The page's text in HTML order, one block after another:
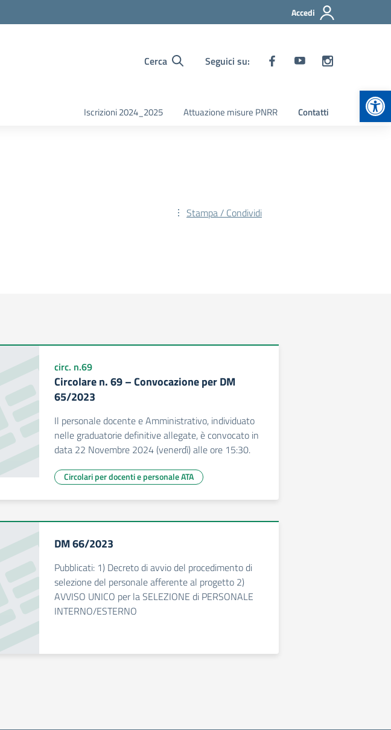
Accedi
Cerca Seguici su:
Iscrizioni 2024_2025 Attuazione misure PNRR Contatti
Stampa / Condividi
circ. n.69
Circolare n. 69 – Convocazione per DM
65/2023
Il personale docente e Amministrativo, individuato
nelle graduatorie definitive allegate, è convocato in
data 22 Novembre 2024 (venerdì) alle ore 15:30.
Circolari per docenti e personale ATA
DM 66/2023
Pubblicati: 1) Decreto di avvio del procedimento di
selezione del personale afferente al progetto 2)
AVVISO UNICO per la SELEZIONE di PERSONALE
INTERNO/ESTERNO